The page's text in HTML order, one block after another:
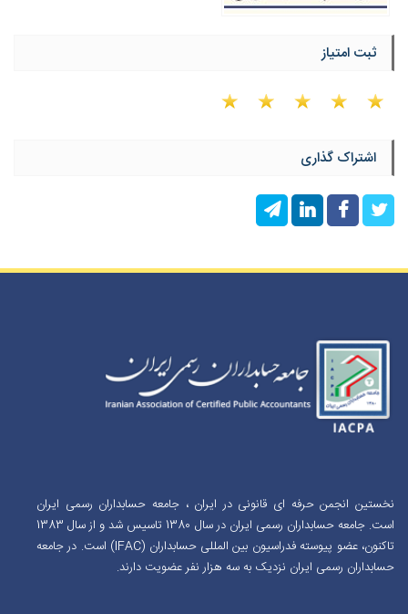
ثبت امتیاز
اشتراک گذاری
نخستین انجمن حرفه ای قانونی در ایران ، جامعه حسابداران رسمی ایران
است. جامعه حسابداران رسمی ایران در سال 1380 تاسیس شد و از سال 1383
تاکنون، عضو پیوسته فدراسیون بین المللی حسابداران (IFAC) است. در جامعه
حسابداران رسمی ایران نزدیک به سه هزار نفر عضویت دارند.